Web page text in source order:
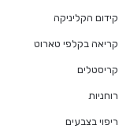
קידום הקליניקה
קריאה בקלפי טארוט
קריסטלים
רוחניות
ריפוי בצבעים